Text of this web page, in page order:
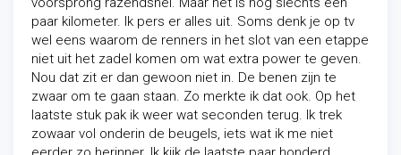
paar kilometer. Ik pers er alles uit. Soms denk je op tv
wel eens waarom de renners in het slot van een etappe
niet uit het zadel komen om wat extra power te geven.
Nou dat zit er dan gewoon niet in. De benen zijn te
zwaar om te gaan staan. Zo merkte ik dat ook. Op het
laatste stuk pak ik weer wat seconden terug. Ik trek
zowaar vol onderin de beugels, iets wat ik me niet